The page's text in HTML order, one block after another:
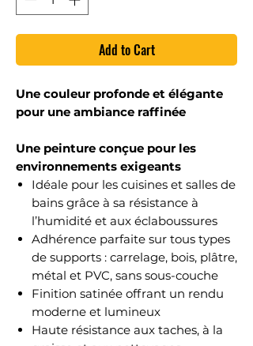
Add to Cart
Une couleur profonde et élégante
pour une ambiance raffinée
Une peinture conçue pour les
environnements exigeants
Idéale pour les cuisines et salles de
bains grâce à sa résistance à
l’humidité et aux éclaboussures
Adhérence parfaite sur tous types
de supports : carrelage, bois, plâtre,
métal et PVC, sans sous-couche
Finition satinée offrant un rendu
moderne et lumineux
Haute résistance aux taches, à la